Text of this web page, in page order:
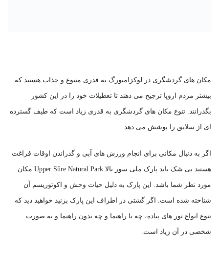
مکان های گردشگری در لوکزامبورگ به قدری متنوع و جذاب هستند که
بیشتر مردم اروپا ترجیح می دهند تا تعطیلات خود را در این کشور
بگذرانند. تنوع مکان های گردشگری به قدری زیاد است که طیف گسترده
ای از سلایق را پوشش می دهد.
اگر به دنبال مکانی برای انجام ورزش های آبی و گذراندن اوقات فراغت
هستید بی شک باید پارک ملی سور بالا Upper Sûre Natural Park مکان
مورد نظر شما باشد. این پارک به دلیل حیات وحش و اکوتوریسم آن
شناخته شده است. اگر گشتی در اطراف این پارک بزنید خواهید دید که
تنوع انواع تور های پیاده، چه با راهنما و چه بدون راهنما و به صورت
شخصی در آن زیاد است.